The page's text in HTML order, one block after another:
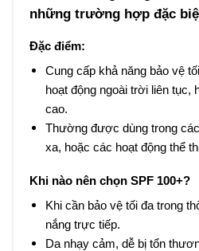
những trường hợp đặc
Đặc điểm:
Cung cấp khả năng bảo vệ
hoạt động ngoài trời liên tục,
cao.
Thường được dùng trong
xa, hoặc các hoạt động thể
Khi nào nên chọn SPF 100+?
Khi cần bảo vệ tối đa trong
nắng trực tiếp.
Da nhạy cảm, dễ bị tổn